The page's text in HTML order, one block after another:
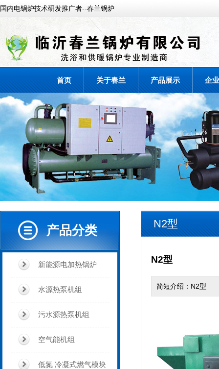
国内电锅炉技术研发推广者--春兰锅炉
首页 关于春兰 产品展示 企
产品分类
新能源电加热锅炉
水源热泵机组
污水源热泵机组
空气能机组
低氮 冷凝式燃气模块
N2型
N2型
简短介绍：N2型